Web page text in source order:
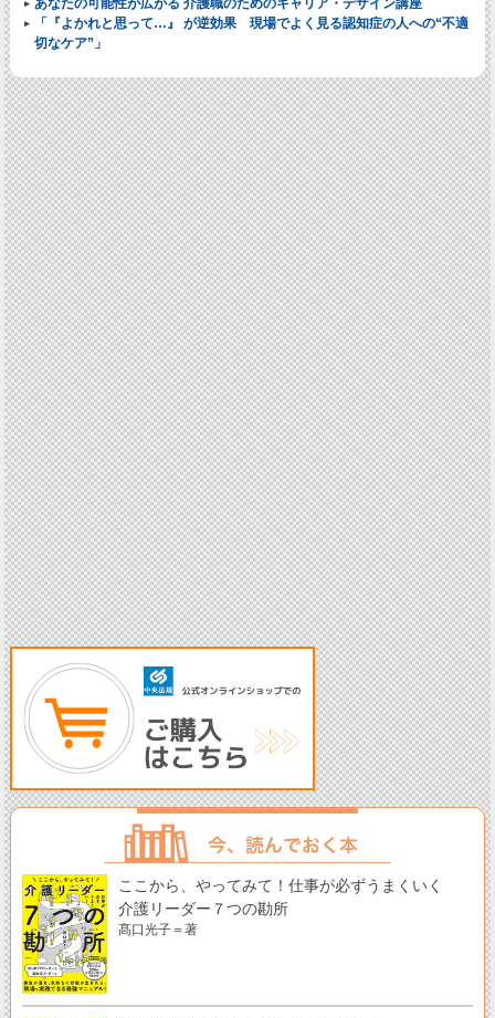
「『よかれと思って…』 が逆効果 現場でよく見る認知症の人への“不適
切なケア”」
ここから、やってみて！仕事が必ずうまくいく
介護リーダー７つの勘所
髙口光子＝著